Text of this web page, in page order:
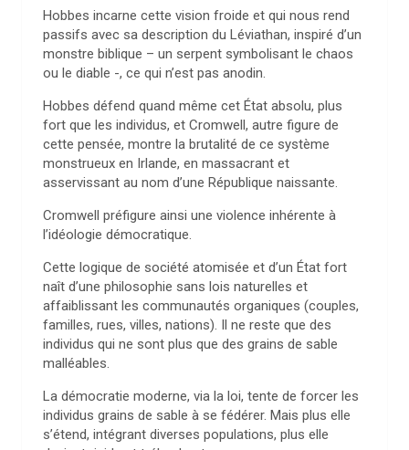
Hobbes incarne cette vision froide et qui nous rend
passifs avec sa description du Léviathan, inspiré d’un
monstre biblique – un serpent symbolisant le chaos
ou le diable -, ce qui n’est pas anodin.
Hobbes défend quand même cet État absolu, plus
fort que les individus, et Cromwell, autre figure de
cette pensée, montre la brutalité de ce système
monstrueux en Irlande, en massacrant et
asservissant au nom d’une République naissante.
Cromwell préfigure ainsi une violence inhérente à
l’idéologie démocratique.
Cette logique de société atomisée et d’un État fort
naît d’une philosophie sans lois naturelles et
affaiblissant les communautés organiques (couples,
familles, rues, villes, nations). Il ne reste que des
individus qui ne sont plus que des grains de sable
malléables.
La démocratie moderne, via la loi, tente de forcer les
individus grains de sable à se fédérer. Mais plus elle
s’étend, intégrant diverses populations, plus elle